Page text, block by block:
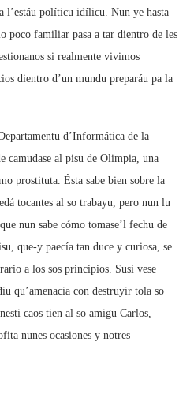
l’estáu políticu idílicu. Nun ye hasta
poco familiar pasa a tar dientro de les
si realmente vivimos
dientro d’un mundu preparáu pa la
d’Informática de la
camudase al pisu de Olimpia, una
prostituta. Ésta sabe bien sobre la
tocantes al so trabayu, pero nun lu
nun sabe cómo tomase’l fechu de
que-y paecía tan duce y curiosa, se
a los sos principios. Susi vese
qu’amenacia con destruyir tola so
caos tien al so amigu Carlos,
nunes ocasiones y notres